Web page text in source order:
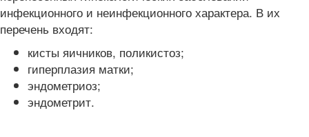
инфекционного и неинфекционного характера. В их
перечень входят:
кисты яичников, поликистоз;
гиперплазия матки;
эндометриоз;
эндометрит.